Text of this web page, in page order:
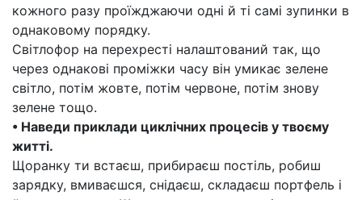
кожного разу проїжджаючи одні й ті самі зупинки в
однаковому порядку.
Світлофор на перехресті налаштований так, що
через однакові проміжки часу він умикає зелене
світло, потім жовте, потім червоне, потім знову
зелене тощо.
• Наведи приклади циклічних процесів у твоєму
житті.
Щоранку ти встаєш, прибираєш постіль, робиш
зарядку, вмиваєшся, снідаєш, складаєш портфель і